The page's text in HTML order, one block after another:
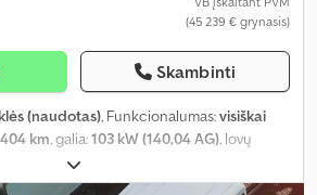
(45 239 € grynasis)
Skambinti
(naudotas), Funkcionalumas:visiškai
km, galia:103 kW (140,04 AG), lovų
skaičius:4
balta, bendras ilgis:5 990 mm, bendras